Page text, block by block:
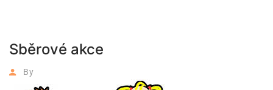
Sběrové akce
By